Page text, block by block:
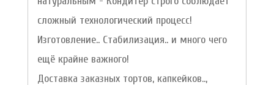
сложный технологический процесс!
Изготовление.. Стабилизация.. и много чего
ещё крайне важного!
Доставка заказных тортов, капкейков..,